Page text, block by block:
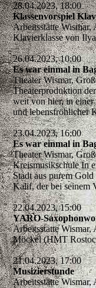
28.04.2023, 18:00
Klassenvorspiel
Arbeitsstätte Wismar,
Klavierklasse von
26.04.2023, 10:00
Es war einmal in
Theater Wismar,
Theaterproduktion
weit von hier, in einer
und
23.04.2023, 16:00
Es war einmal in
Theater Wismar,
Kreismusikschule In
Stadt aus purem
Kalif, der bei
22.04.2023, 15:00
YARO-
Arbeitsstätte
Möckel (HMT
21.04.2023, 17:00
Musizierstunde
Arbeitsstätte